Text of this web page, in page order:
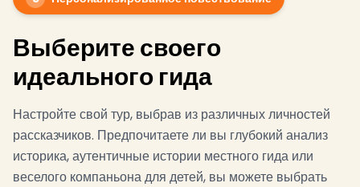
Выберите своего
идеального гида
Настройте свой тур, выбрав из различных личностей
рассказчиков. Предпочитаете ли вы глубокий анализ
историка, аутентичные истории местного гида или
веселого компаньона для детей, вы можете выбрать